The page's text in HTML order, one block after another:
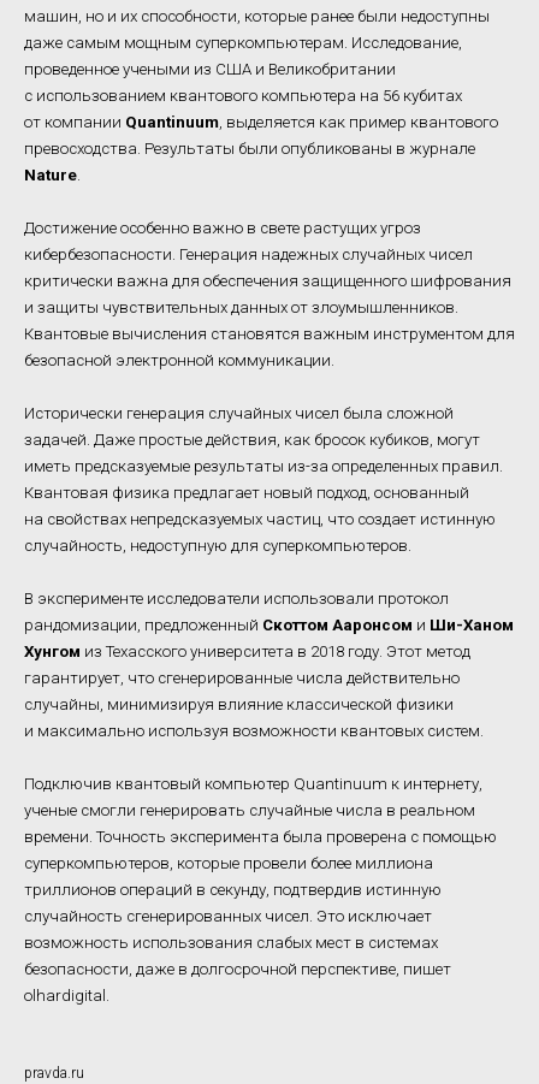
машин, но и их способности, которые ранее были недоступны
даже самым мощным суперкомпьютерам. Исследование,
проведенное учеными из США и Великобритании
с использованием квантового компьютера на 56 кубитах
от компании Quantinuum , выделяется как пример квантового
превосходства. Результаты были опубликованы в журнале
Nature
Достижение особенно важно в свете растущих угроз
кибербезопасности. Генерация надежных случайных чисел
критически важна для обеспечения защищенного шифрования
и защиты чувствительных данных от злоумышленников.
Квантовые вычисления становятся важным инструментом для
безопасной электронной коммуникации.
Исторически генерация случайных чисел была сложной
задачей. Даже простые действия, как бросок кубиков, могут
иметь предсказуемые результаты из-за определенных правил.
Квантовая физика предлагает новый подход, основанный
на свойствах непредсказуемых частиц, что создает истинную
случайность, недоступную для суперкомпьютеров.
В эксперименте исследователи использовали протокол
рандомизации, предложенный Скоттом Ааронсом и Ши-Ханом
Хунгом из Техасского университета в 2018 году. Этот метод
гарантирует, что сгенерированные числа действительно
случайны, минимизируя влияние классической физики
и максимально используя возможности квантовых систем.
Подключив квантовый компьютер Quantinuum к интернету,
ученые смогли генерировать случайные числа в реальном
времени. Точность эксперимента была проверена с помощью
суперкомпьютеров, которые провели более миллиона
триллионов операций в секунду, подтвердив истинную
случайность сгенерированных чисел. Это исключает
возможность использования слабых мест в системах
безопасности, даже в долгосрочной перспективе, пишет
olhardigital.
pravda.ru